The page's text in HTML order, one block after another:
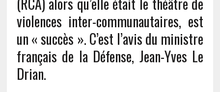
violences inter-communautaires, est
un « succès ». C’est l’avis du ministre
français de la Défense, Jean-Yves Le
Drian.